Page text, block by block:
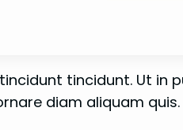
tincidunt. Ut in
diam aliquam quis.